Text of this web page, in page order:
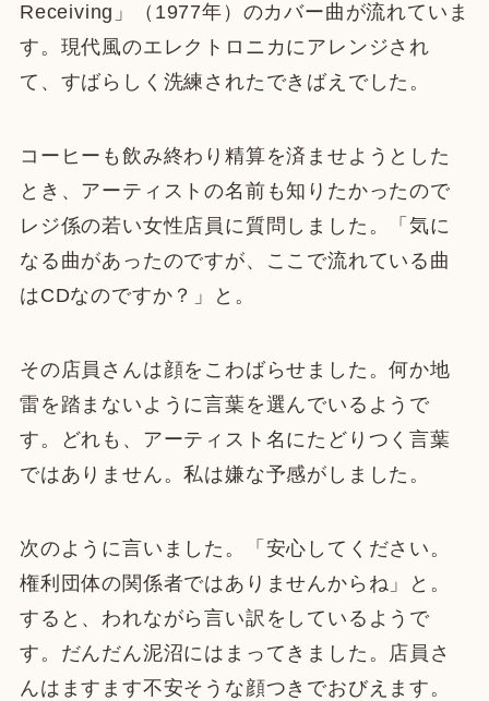
Receiving」（1977年）のカバー曲が流れていま
す。現代風のエレクトロニカにアレンジされ
て、すばらしく洗練されたできばえでした。
コーヒーも飲み終わり精算を済ませようとした
とき、アーティストの名前も知りたかったので
レジ係の若い女性店員に質問しました。「気に
なる曲があったのですが、ここで流れている曲
はCDなのですか？」と。
その店員さんは顔をこわばらせました。何か地
雷を踏まないように言葉を選んでいるようで
す。どれも、アーティスト名にたどりつく言葉
ではありません。私は嫌な予感がしました。
次のように言いました。「安心してください。
権利団体の関係者ではありませんからね」と。
すると、われながら言い訳をしているようで
す。だんだん泥沼にはまってきました。店員さ
んはますます不安そうな顔つきでおびえます。